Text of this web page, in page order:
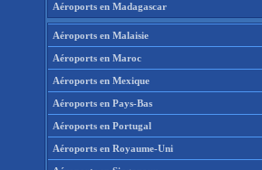
Aéroports en Madagascar
Aéroports en Malaisie
Aéroports en Maroc
Aéroports en Mexique
Aéroports en Pays-Bas
Aéroports en Portugal
Aéroports en Royaume-Uni